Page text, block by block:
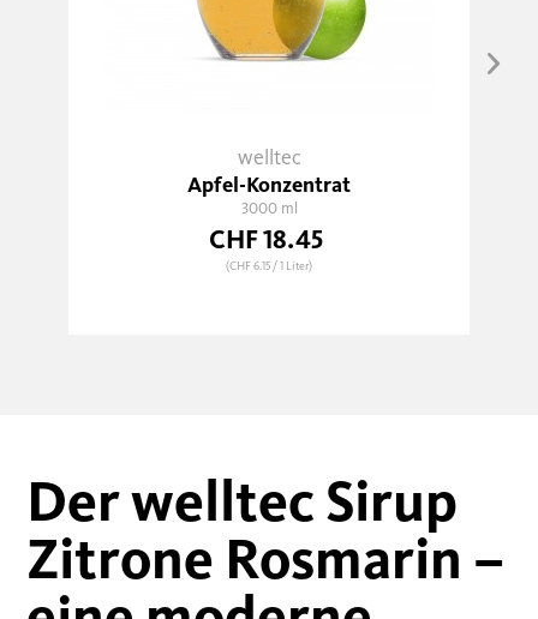
welltec
Apfel-Konzentrat
3000 ml
CHF 18.45
(CHF 6.15/ 1 Liter)
Der welltec Sirup
Zitrone Rosmarin –